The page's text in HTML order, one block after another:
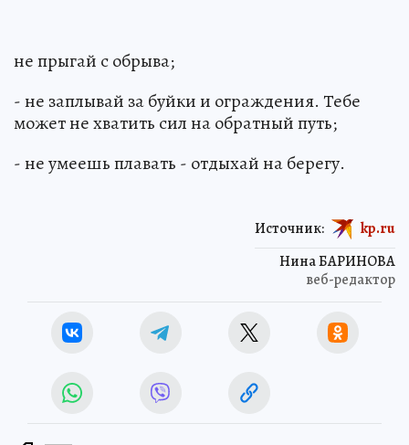
не прыгай с обрыва;
- не заплывай за буйки и ограждения. Тебе
может не хватить сил на обратный путь;
- не умеешь плавать - отдыхай на берегу.
Нина БАРИНОВА
веб-редактор
Источник: kp.ru